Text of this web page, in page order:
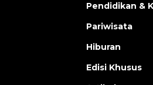
Pendidikan &
Pariwisata
Hiburan
Edisi Khusus